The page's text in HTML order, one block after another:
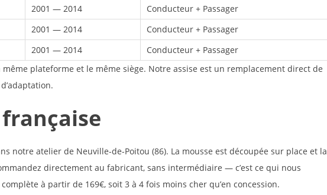
2001 — 2014
Conducteur + Passager
2001 — 2014
Conducteur + Passager
2001 — 2014
Conducteur + Passager
plateforme et le même siège. Notre assise est un remplacement direct de
notre atelier de Neuville-de-Poitou (86). La mousse est découpée sur place et la
directement au fabricant, sans intermédiaire — c’est ce qui nous
à partir de 169€, soit 3 à 4 fois moins cher qu’en concession.